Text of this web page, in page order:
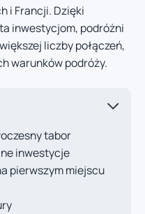
i Francji. Dzięki
inwestycjom, podróżni
liczby połączeń,
warunków podróży.
tabor
inwestycje
pierwszym miejscu